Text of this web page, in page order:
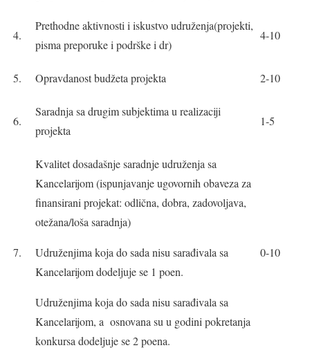
4.
Prethodne aktivnosti i iskustvo udruženja(projekti,
pisma preporuke i podrške i dr)
4-10
5. Opravdanost budžeta projekta 2-10
6.
Saradnja sa drugim subjektima u realizaciji
projekta
1-5
7.
Kvalitet dosadašnje saradnje udruženja sa
Kancelarijom (ispunjavanje ugovornih obaveza za
finansirani projekat: odlična, dobra, zadovoljava,
otežana/loša saradnja)
Udruženjima koja do sada nisu sarađivala sa
Kancelarijom dodeljuje se 1 poen.
Udruženjima koja do sada nisu sarađivala sa
Kancelarijom, a osnovana su u godini pokretanja
konkursa dodeljuje se 2 poena.
0-10